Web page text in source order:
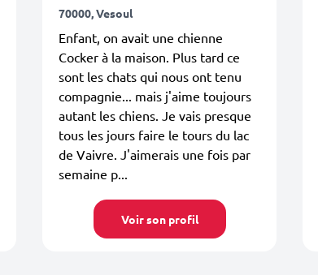
70000, Vesoul
Enfant, on avait une chienne
Cocker à la maison. Plus tard ce
sont les chats qui nous ont tenu
compagnie... mais j'aime toujours
autant les chiens. Je vais presque
tous les jours faire le tours du lac
de Vaivre. J'aimerais une fois par
semaine p...
Voir son profil